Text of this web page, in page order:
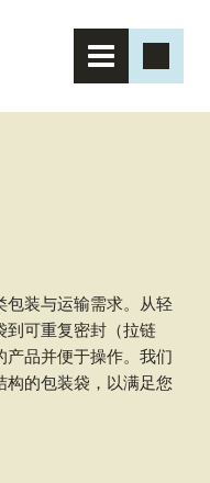
装与运输需求。从轻
到可重复密封（拉链
品并便于操作。我们
构的包装袋，以满足您